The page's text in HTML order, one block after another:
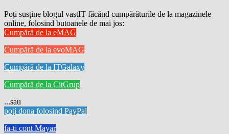
Poți susține blogul vastIT făcând cumpărăturile de la magazinele
online, folosind butoanele de mai jos:
Cumpără de la eMAG
Cumpără de la evoMAG
Cumpără de la ITGalaxy
Cumpără de la CitGrup
...sau
poți dona folosind PayPal
fa-ti cont Mayar